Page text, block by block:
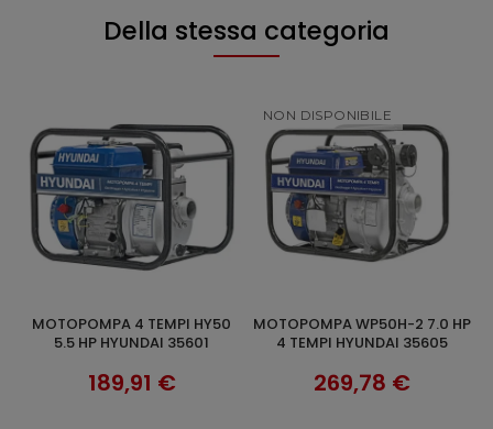
Della stessa categoria
SCOPRI
MOTOPOMPA WP50H-2 7.0 HP
4 TEMPI HYUNDAI 35605
269,78 €
AGGIUNGI AL CARRELLO
MOTOPOMPA DA
GIARDINAGGIO 2 TEMPI 52CC
127,90 €